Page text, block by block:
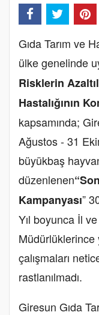
Gıda Tarım ve
ülke genelinde
Risklerin
Hastalığının
kapsamında;
Ağustos - 31
büyükbaş
düzenlenen
Kampanyası”
Yıl boyunca İl ve
çalışmaları
rastlanılmadı.
Giresun Gıda